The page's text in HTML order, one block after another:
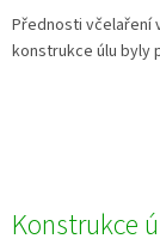
č
l
Přednosti včelaření
konstrukce úlu byly
Konstrukce